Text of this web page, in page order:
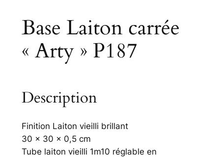
Base Laiton carrée
« Arty » P187
Description
Finition Laiton vieilli brillant
30 x 30 x 0,5 cm
Tube laiton vieilli 1m10 réglable en